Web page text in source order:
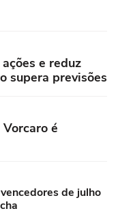
e reduz
supera previsões
é
de julho